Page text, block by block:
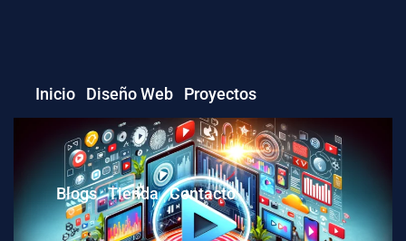
Inicio Diseño Web
WordPress
Proyectos
Blogs Tienda Contacto